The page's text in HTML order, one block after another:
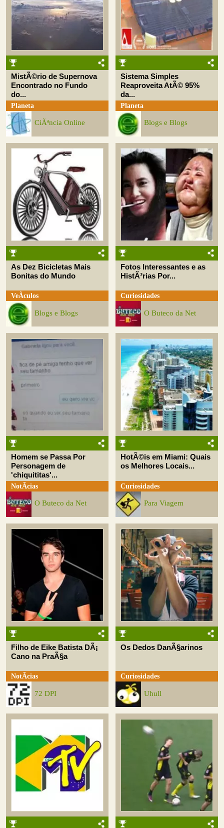
MistÃ©rio de Supernova
Encontrado no Fundo
do...
Planeta
CiÃªncia Online
Sistema Simples
Reaproveita AtÃ© 95%
da...
Planeta
Blogs e Blogs
As Dez Bicicletas Mais
Bonitas do Mundo
VeÃ­culos
Blogs e Blogs
Fotos Interessantes e as
HistÃ³rias Por...
Curiosidades
O Buteco da Net
Homem se Passa Por
Personagem de
'chiquititas'...
NotÃ­cias
O Buteco da Net
HotÃ©is em Miami: Quais
os Melhores Locais...
Curiosidades
Para Viagem
Filho de Eike Batista DÃ¡
Cano na PraÃ§a
NotÃ­cias
72 DPI
Os Dedos DanÃ§arinos
Curiosidades
Uhull